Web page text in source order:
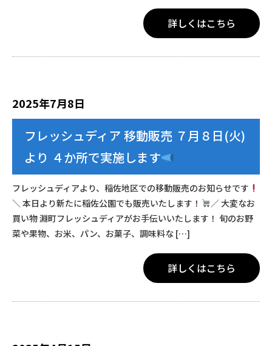
詳しくはこちら
2025年7月8日
フレッシュディア 移動販売 ７月８日(火)
より ４か所で実施します
フレッシュディアより、稲佐地区での移動販売のお知らせです
＼ 本日より新たに稲佐公園でも販売いたします！
／ 大変なお
買い物 淵町フレッシュディアがお手伝いいたします！ 旬のお野
菜や果物、お米、パン、お菓子、調味料な […]
詳しくはこちら